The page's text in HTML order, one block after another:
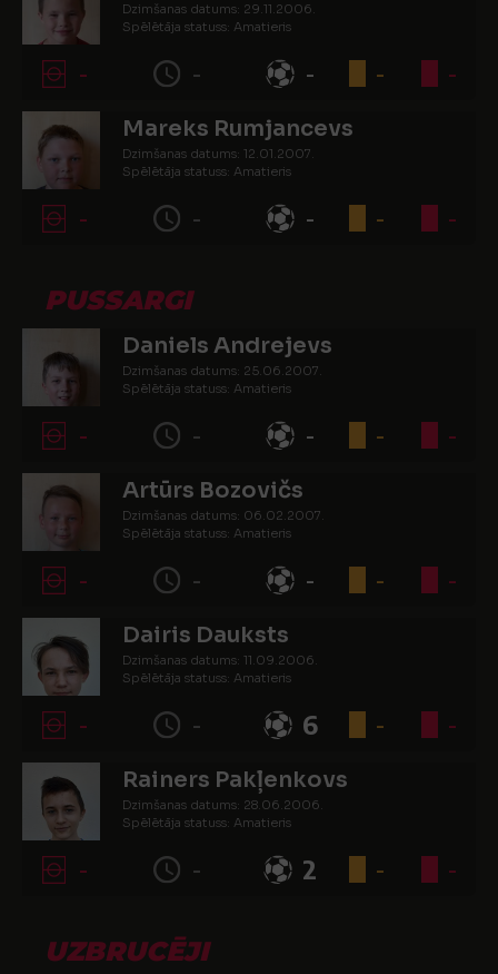
Dzimšanas datums: 29.11.2006.
Spēlētāja statuss: Amatieris
- - - - -
Mareks Rumjancevs
Dzimšanas datums: 12.01.2007.
Spēlētāja statuss: Amatieris
- - - - -
PUSSARGI
Daniels Andrejevs
Dzimšanas datums: 25.06.2007.
Spēlētāja statuss: Amatieris
- - - - -
Artūrs Bozovičs
Dzimšanas datums: 06.02.2007.
Spēlētāja statuss: Amatieris
- - - - -
Dairis Dauksts
Dzimšanas datums: 11.09.2006.
Spēlētāja statuss: Amatieris
- - 6 - -
Rainers Pakļenkovs
Dzimšanas datums: 28.06.2006.
Spēlētāja statuss: Amatieris
- - 2 - -
UZBRUCĒJI